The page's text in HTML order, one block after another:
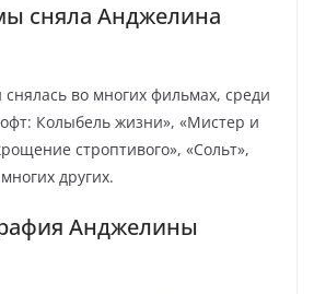
сняла Анджелина
во многих фильмах, среди
Колыбель жизни», «Мистер и
строптивого», «Сольт»,
других.
Анджелины